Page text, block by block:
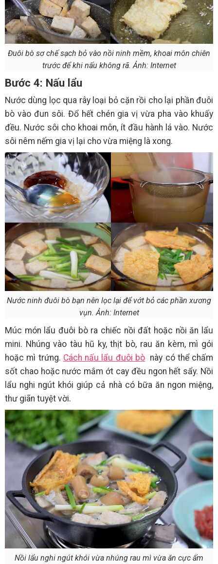
Đuôi bò sơ chế sạch bỏ vào nồi ninh mềm, khoai môn chiên
trước để khi nấu không rã. Ảnh: Internet
Bước 4: Nấu lẩu
Nước dùng lọc qua rây loại bỏ cặn rồi cho lại phần đuôi
bò vào đun sôi. Đổ hết chén gia vị vừa pha vào khuấy
đều. Nước sôi cho khoai môn, ít đầu hành lá vào. Nước
sôi nêm nếm gia vị lại cho vừa miệng là xong.
Nước ninh đuôi bò bạn nên lọc lại để vớt bỏ các phần xương
vụn. Ảnh: Internet
Múc món lẩu đuôi bò ra chiếc nồi đất hoặc nồi ăn lẩu
mini. Nhúng vào tàu hũ ky, thịt bò, rau ăn kèm, mì gói
hoặc mì trứng. Cách nấu lẩu đuôi bònày có thể chấm
sốt chao hoặc nước mắm ớt cay đều ngon hết sẩy. Nồi
lẩu nghi ngút khói giúp cả nhà có bữa ăn ngon miệng,
thư giãn tuyệt vời.
Nồi lẩu nghi ngút khói vừa nhúng rau mì vừa ăn cực ấm